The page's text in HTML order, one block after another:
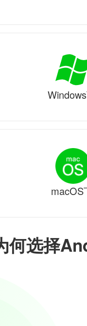
何选择
macOS